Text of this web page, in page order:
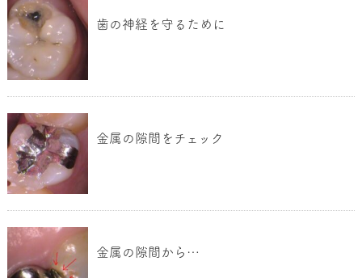
歯の神経を守るために
金属の隙間をチェック
金属の隙間から…